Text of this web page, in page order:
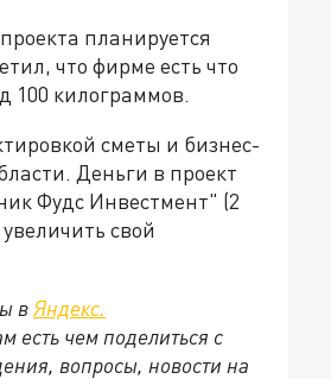
планируется
что фирме есть что
100 килограммов.
сметы и бизнес-
Деньги в проект
Фудс Инвестмент" (2
свой
вЯндекс.
есть чем поделиться с
вопросы, новости на